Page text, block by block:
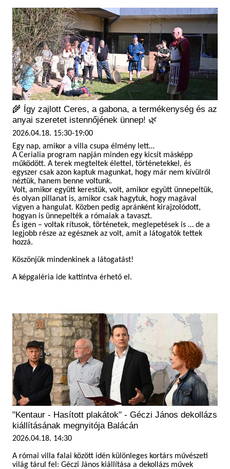
🌾 Így zajlott Ceres, a gabona, a termékenység és az
anyai szeretet istennőjének ünnep! 🌿
2026.04.18. 15:30-19:00
Egy nap, amikor a villa csupa élmény lett…
A Cerialia program napján minden egy kicsit másképp
működött. A terek megteltek élettel, történetekkel, és
egyszer csak azon kaptuk magunkat, hogy már nem kívülről
néztük, hanem benne voltunk.
Volt, amikor együtt kerestük, volt, amikor együtt ünnepeltük,
és olyan pillanat is, amikor csak hagytuk, hogy magával
vigyen a hangulat. Közben pedig apránként kirajzolódott,
hogyan is ünnepelték a rómaiak a tavaszt.
És igen – voltak rítusok, történetek, meglepetések is … de a
legjobb része az egésznek az volt, amit a látogatók tettek
hozzá.
Köszönjük mindenkinek a látogatást!
A képgaléria ide kattintva érhető el.
"Kentaur - Hasított plakátok" - Géczi János dekollázs
kiállításának megnyitója Balácán
2026.04.18. 14:30
A római villa falai között idén különleges kortárs művészeti
világ tárul fel: Géczi János kiállítása a dekollázs művek